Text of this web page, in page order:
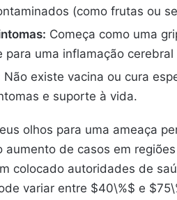
(como frutas ou
Começa como uma
para uma inflamação cerebral
Não existe vacina ou cura
e suporte à vida.
olhos para uma ameaça
aumento de casos em
colocado autoridades de
variar entre $40\%$ e